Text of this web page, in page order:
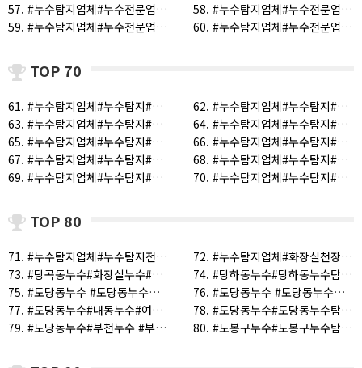
57. #누수탐지업체#누수전문업체#누수공사#화장실천장누수#강서구누수#개봉동누수 (1)
58. #누수탐지업체#누수전문업체#누수탐지#누수공사#누수#부개동누수#부평누수#인천누수 (1)
59. #누수탐지업체#누수전문업체#부천누수#누수공사업체#수도누수#누수#화장실천장누수#화장실누수#배관누수#원룸누수#외벽누수 (1)
60. #누수탐지업체#누수전문업체#서울누수#화곡동누수#신월동누수#가양동누수#오류동누수 (1)
TOP 70
61. #누수탐지업체#누수탐지#누수#누수공사#서울누수#서울누수탐지업체#서울누수탐지 (1)
62. #누수탐지업체#누수탐지#누수공사#거실바닥누수#거실천장누수#화장실천장누수#인천누수#부평구누수#수도누수 (1)
63. #누수탐지업체#누수탐지#누수전문업체#구월동누수#인천누수#만수동누수#연수동누수#계단누수 (1)
64. #누수탐지업체#누수탐지#누수전문업체#누수공사#누수#도당동누수#부천누수#고강동누수 (1)
65. #누수탐지업체#누수탐지#누수전문업체#누수공사#삼산동누수#인천누수#부개동누수#부개동누수#청천동누수#부평동누수 (1)
66. #누수탐지업체#누수탐지#누수전문업체#누수공사업체#광명누수#시흥누수#철산누수#도움누수탐지 (1)
67. #누수탐지업체#누수탐지#누수전문업체#누수공사업체#인천누수탐지업체#부천누수탐지업체#서울누수탐지업체#시흥누수탐지업체 (1)
68. #누수탐지업체#누수탐지#누수전문업체#누수공사업체#인천누수탐지업체#부천누수탐지업체#서울누수탐지업체#화장실누수 (1)
69. #누수탐지업체#누수탐지#누수전문업체#누수공사업체#인천누수탐지업체#부천누수탐지업체#시흥누수탐지업체#광명누수탐지업체 (1)
70. #누수탐지업체#누수탐지#누수탐지전문업체#누수공사업체#누수전문업체#인천누수탐지업체#부천누수탐지업체#서울누수탐지업체 (1)
TOP 80
71. #누수탐지업체#누수탐지전문업체#수도누수#화장실누수#화장실천장누수#누수#방수공사#원룸누수#봉천동누수#관악구누수 (1)
72. #누수탐지업체#화장실천장누수#아파트누수#누수 (1)
73. #당곡동누수#화장실누수#배관누수#상가누수#옥상누수#누수탐지업체#누수공사업체#누수전문업체 (1)
74. #당하동누수#당하동누수탐지#당하동누수공사#당하동누수전문#누수#누수탐지#누수전문#누수공사 (1)
75. #도당동누수 #도당동누수탐지 (1)
76. #도당동누수 #도당동누수탐지#도당동누수탐지업체 (1)
77. #도당동누수#내동누수#여월동누수#원종동누수#고강동누수 (1)
78. #도당동누수#도당동누수탐지 (1)
79. #도당동누수#부천누수 #부천누수탐지#부천누수전문 #부천누수공사 #내동누수#오정동누수#고강동누수 #원종동누수 (1)
80. #도봉구누수#도봉구누수탐지#방학동누수#방학동누수탐지#도봉구누수전문#도봉구누수공사 (1)